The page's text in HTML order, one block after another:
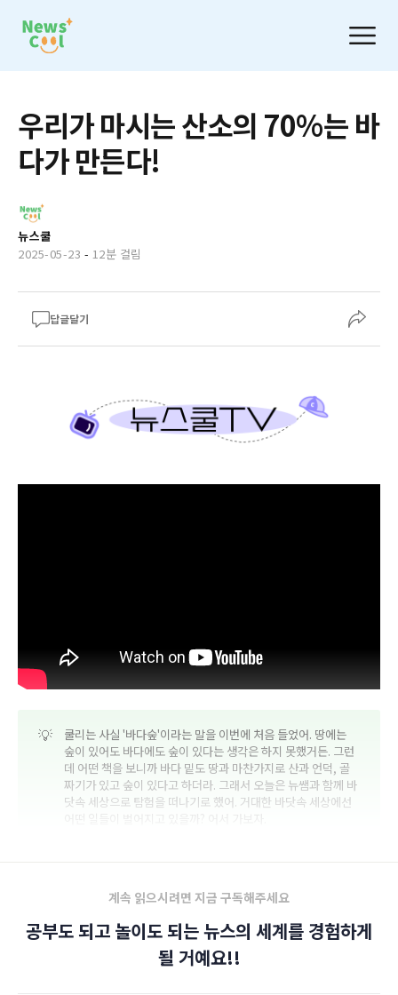
우리가 마시는 산소의 70%는 바
다가 만든다!
뉴스쿨
2025-05-23 - 12분 걸림
답글달기
💡
쿨리는 사실 '바다숲'이라는 말을 이번에 처음 들었어. 땅에는
숲이 있어도 바다에도 숲이 있다는 생각은 하지 못했거든. 그런
데 어떤 책을 보니까 바다 밑도 땅과 마찬가지로 산과 언덕, 골
짜기가 있고 숲이 있다고 하더라. 그래서 오늘은 뉴쌤과 함께 바
닷속 세상으로 탐험을 떠나기로 했어. 거대한 바닷속 세상에선
계속 읽으시려면 지금 구독해주세요
공부도 되고 놀이도 되는 뉴스의 세계를 경험하게
될 거예요!!